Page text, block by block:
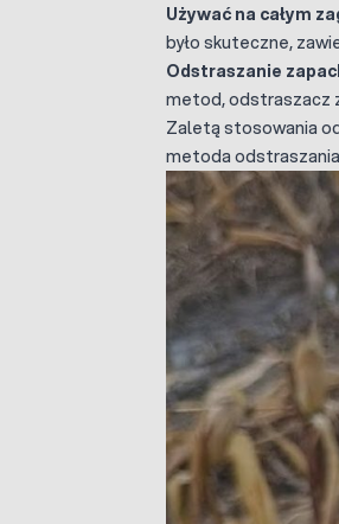
Używać na całym
było skuteczne,
Odstraszanie
metod, odstraszacz
Zaletą stosowania
metoda